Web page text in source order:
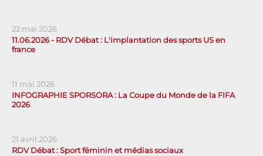
22 mai 2026
11.06.2026 - RDV Débat : L'implantation des sports US en
france
11 mai 2026
INFOGRAPHIE SPORSORA : La Coupe du Monde de la FIFA
2026
21 avril 2026
RDV Débat : Sport féminin et médias sociaux